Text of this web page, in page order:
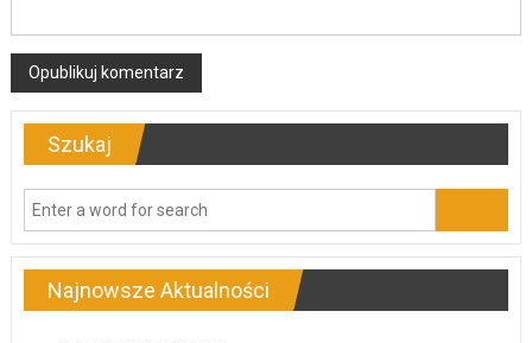
Szukaj
Najnowsze Aktualności